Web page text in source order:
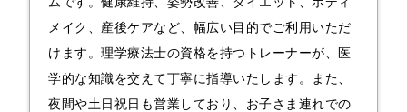
メイク、産後ケアなど、幅広い目的でご利用いただ
けます。理学療法士の資格を持つトレーナーが、医
学的な知識を交えて丁寧に指導いたします。また、
夜間や土日祝日も営業しており、お子さま連れでの